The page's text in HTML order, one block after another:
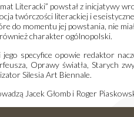
Literacki” powstał z inicjatywy
twórczości literackiej i
do momentu jej powstania, nie
charakter ogólnopolski.
jego specyfice opowie redaktor
Oprawy światła, Starych
Silesia Art Biennale.
Jacek Głomb i Roger